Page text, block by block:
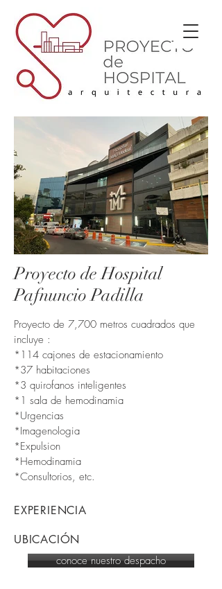
Proyecto de Hospital
Pafnuncio Padilla
Proyecto de 7,700 metros cuadrados que
incluye :
*114 cajones de estacionamiento
*37 habitaciones
*3 quirofanos inteligentes
*1 sala de hemodinamia
*Urgencias
*Imagenologia
*Expulsion
*Hemodinamia
*Consultorios, etc.
EXPERIENCIA
UBICACIÓN
conoce nuestro despacho